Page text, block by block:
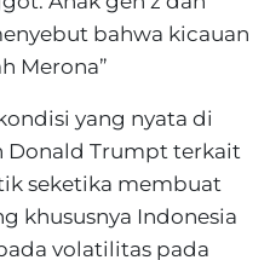
bahwa kicauan
Merona”
yang nyata di
Donald Trumpt terkait
seketika membuat
khususnya Indonesia
volatilitas pada